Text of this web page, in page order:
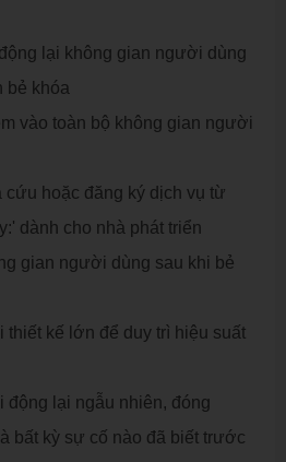
lại không gian người dùng
bẻ khóa
vào toàn bộ không gian người
cứu hoặc đăng ký dịch vụ từ
dành cho nhà phát triển
gian người dùng sau khi bẻ
thiết kế lớn để duy trì hiệu suất
động lại ngẫu nhiên, đóng
bất kỳ sự cố nào đã biết trước